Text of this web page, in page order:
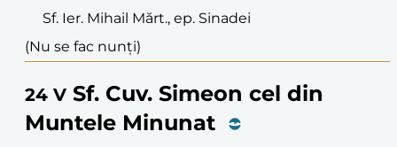
Sf. Ier. Mihail Mărt., ep. Sinadei
(Nu se fac nunți)
24 V Sf. Cuv. Simeon cel din
Muntele Minunat